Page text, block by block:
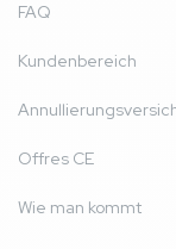
FAQ
Kundenbereich
Offres CE
Wie man kommt